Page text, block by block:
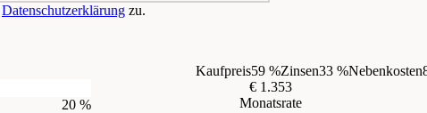
Datenschutzerklärung zu.
20 %
Kaufpreis59 %Zinsen33 %Nebenkosten
€ 1.353
Monatsrate